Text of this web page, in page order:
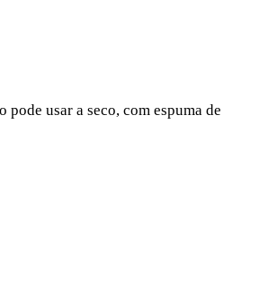
usar a seco, com espuma de